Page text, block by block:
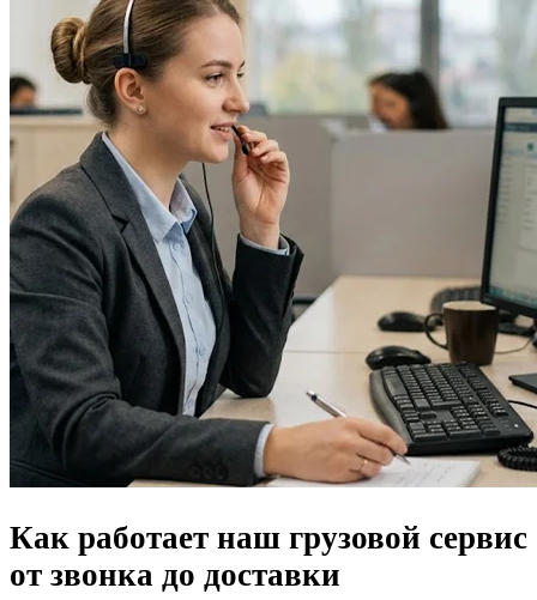
Как работает наш грузовой сервис
от звонка до доставки